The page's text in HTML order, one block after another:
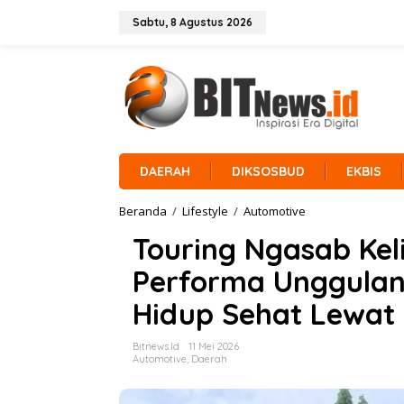
Sabtu, 8 Agustus 2026
DAERAH DIKSOSBUD EKBIS
Beranda / Lifestyle / Automotive
u
r
i
n
N
a
Touring Ngasab
Performa
Hidup Sehat Lewat
Bitnews.id
11 Mei 2026
Automotive, Daerah